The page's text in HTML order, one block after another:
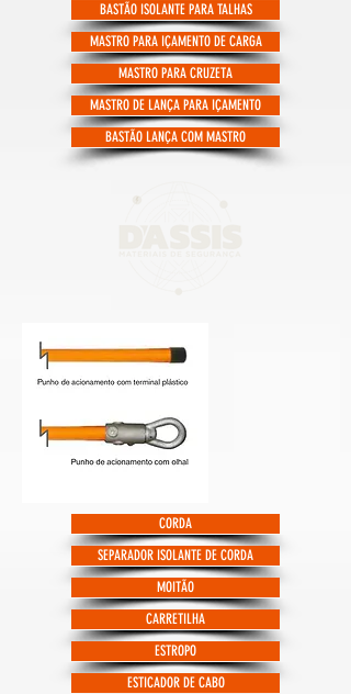
BASTÃO ISOLANTE PARA TALHAS
MASTRO PARA IÇAMENTO DE CARGA
MASTRO PARA CRUZETA
MASTRO DE LANÇA PARA IÇAMENTO
BASTÃO LANÇA COM MASTRO
CORDA
SEPARADOR ISOLANTE DE CORDA
MOITÃO
CARRETILHA
ESTROPO
ESTICADOR DE CABO